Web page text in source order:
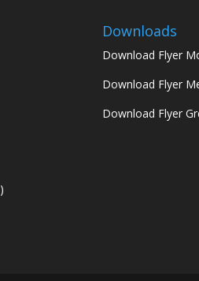
Downloads
Download Flyer
Download Flyer
Download Flyer